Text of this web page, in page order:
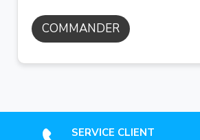
COMMANDER
SERVICE CLIENT